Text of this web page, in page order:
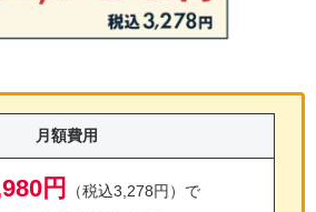
月額費用
円
（税込3,278円）で